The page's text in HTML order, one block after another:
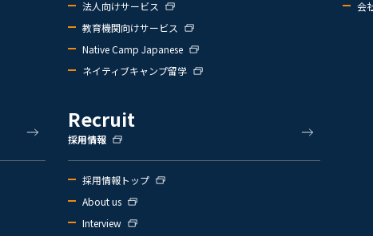
法人向けサービス
教育機関向けサービス
Native Camp Japanese
ネイティブキャンプ留学
会
Recruit
採用情報
採用情報トップ
About us
Interview